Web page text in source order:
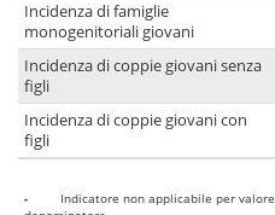
Incidenza di famiglie
monogenitoriali giovani
Incidenza di coppie giovani senza
figli
Incidenza di coppie giovani con
figli
-
Indicatore non applicabile per